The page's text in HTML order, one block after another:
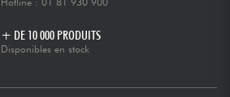
+ DE 10 000 PRODUITS
Disponibles en stock